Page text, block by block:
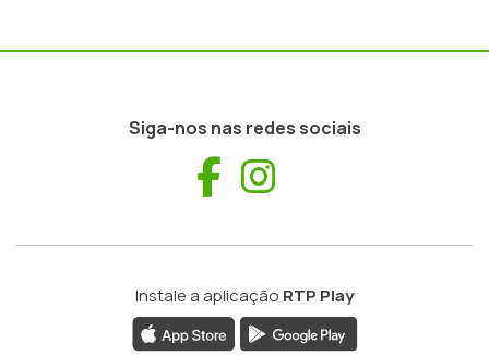
Siga-nos nas redes sociais
Facebook
Instale a aplicação RTP Play